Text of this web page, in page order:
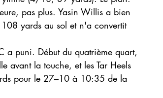
pas plus. Yasin Willis a bien
yards au sol et n'a convertit
a puni. Début du quatrième quart,
avant la touche, et les Tar Heels
pour le 27–10 à 10:35 de la